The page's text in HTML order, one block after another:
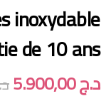
inoxydable
de 10 ans
د.ج5.900,00